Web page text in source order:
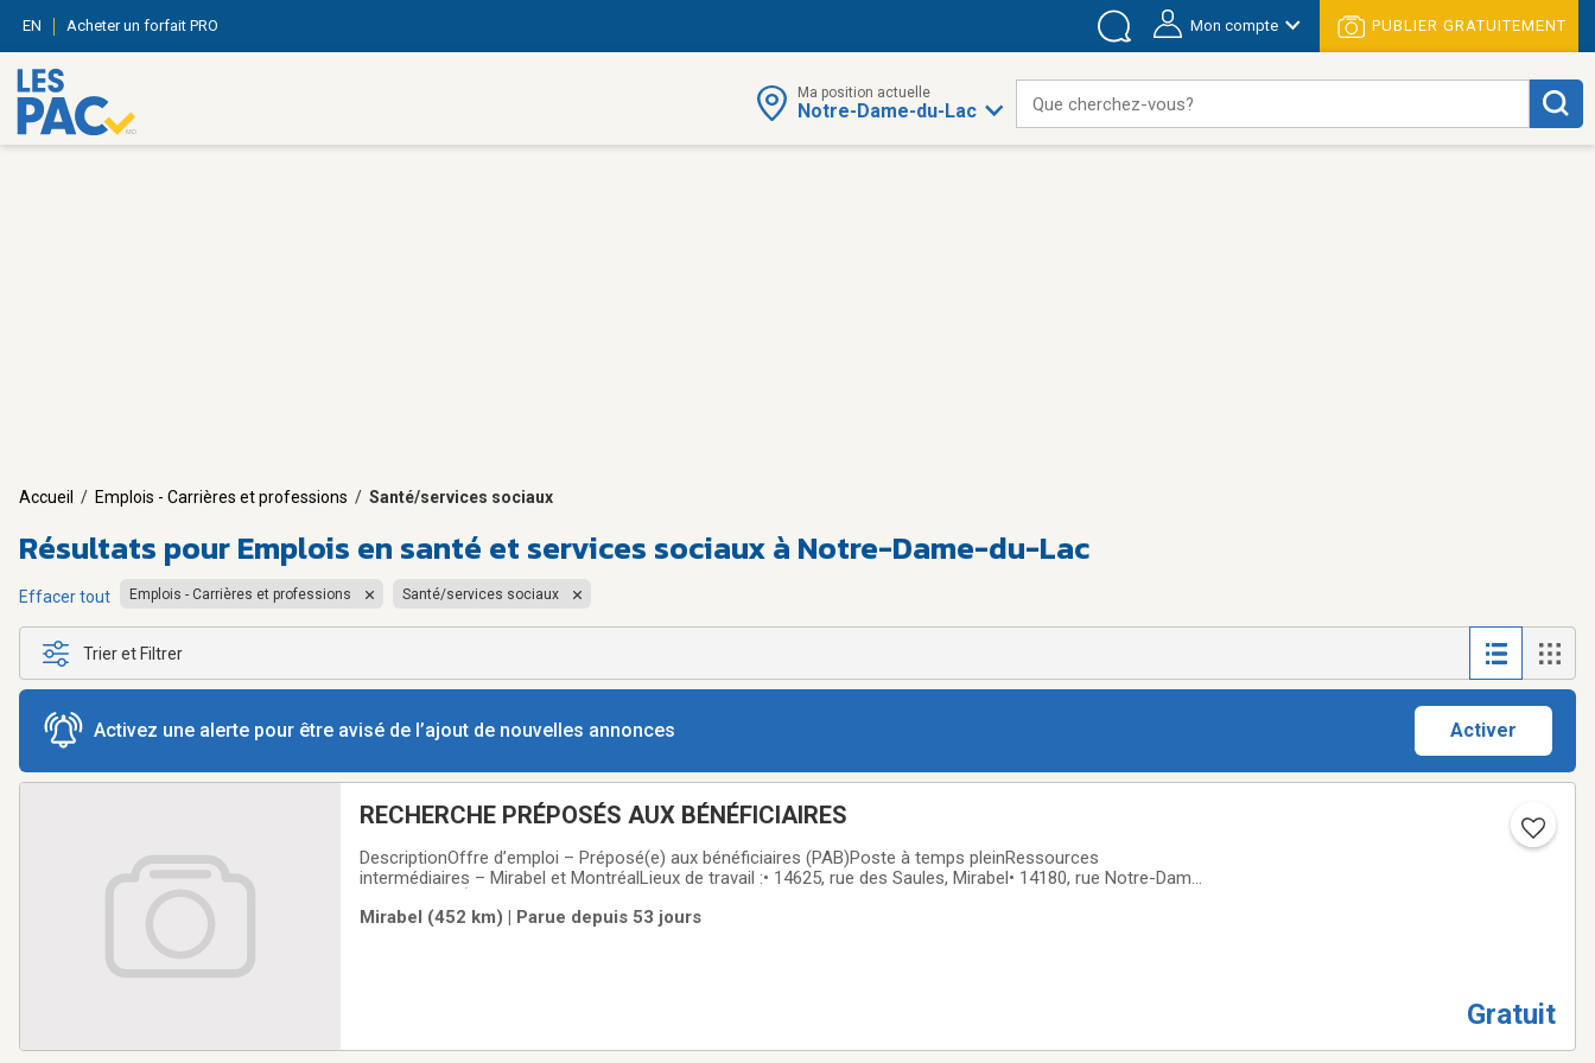
EN Acheter un forfait PRO Mon compte PUBLIER GRATUITEMENT
Ma position actuelle
Notre-Dame-du-Lac Que cherchez-vous?
Accueil / Emplois - Carrières et professions / Santé/services sociaux
Résultats pourEmplois en santé et services sociaux à Notre-Dame-du-Lac
Effacer tout Emplois - Carrières et professions Santé/services sociaux
Trier et Filtrer
Activez une alerte pour être avisé de l’ajout de nouvelles annonces Activer
RECHERCHE PRÉPOSÉS AUX BÉNÉFICIAIRES
DescriptionOffre d’emploi – Préposé(e) aux bénéficiaires (PAB)Poste à temps pleinRessources
intermédiaires – Mirabel et MontréalLieux de travail :• 14625, rue des Saules, Mirabel• 14180, rue Notre-Dame
et humain à une clientèle présentant des
Mirabel (452 km) | Parue depuis 53 jours
Gratuit